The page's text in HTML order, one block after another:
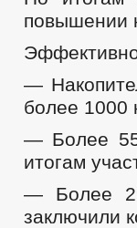
повышении
—
более 1000
— Более
итогам
— Более
заключили